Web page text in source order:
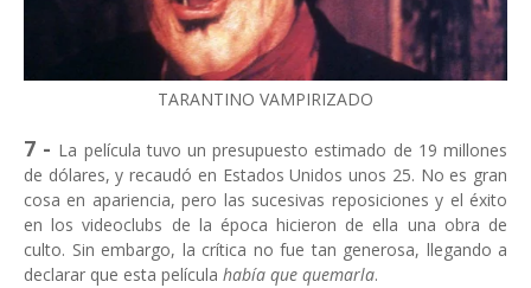
TARANTINO VAMPIRIZADO
7 - La película tuvo un presupuesto estimado de 19 millones
de dólares, y recaudó en Estados Unidos unos 25. No es gran
cosa en apariencia, pero las sucesivas reposiciones y el éxito
en los videoclubs de la época hicieron de ella una obra de
culto. Sin embargo, la crítica no fue tan generosa, llegando a
declarar que esta película había que quemarla.